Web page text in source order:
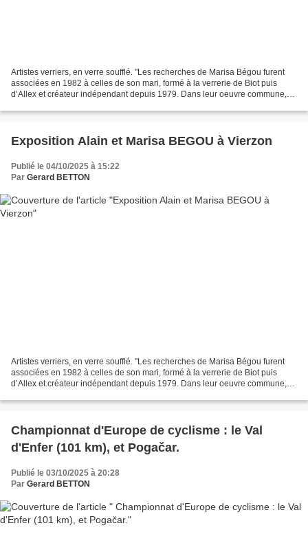
Artistes verriers, en verre soufflé. "Les recherches de Marisa Bégou furent
associées en 1982 à celles de son mari, formé à la verrerie de Biot puis
d‛Allex et créateur indépendant depuis 1979. Dans leur oeuvre commune,
Exposition Alain et Marisa BEGOU à Vierzon
Publié le 04/10/2025 à 15:22
Par Gerard BETTON
Artistes verriers, en verre soufflé. "Les recherches de Marisa Bégou furent
associées en 1982 à celles de son mari, formé à la verrerie de Biot puis
d‛Allex et créateur indépendant depuis 1979. Dans leur oeuvre commune,
Championnat d'Europe de cyclisme : le Val
d'Enfer (101 km), et Pogačar.
Publié le 03/10/2025 à 20:28
Par Gerard BETTON